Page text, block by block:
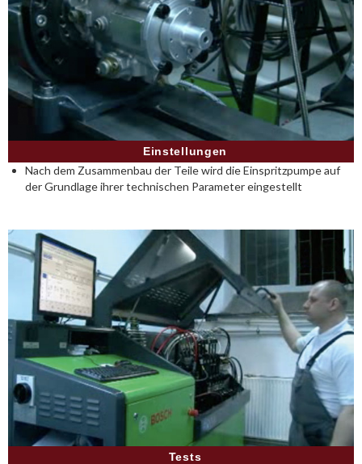
Einstellungen
Nach dem Zusammenbau der Teile wird die Einspritzpumpe auf
der Grundlage ihrer technischen Parameter eingestellt
Tests